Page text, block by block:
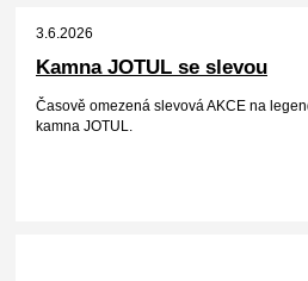
3.6.2026
Kamna JOTUL se slevou
Časově omezená slevová AKCE na
kamna JOTUL.